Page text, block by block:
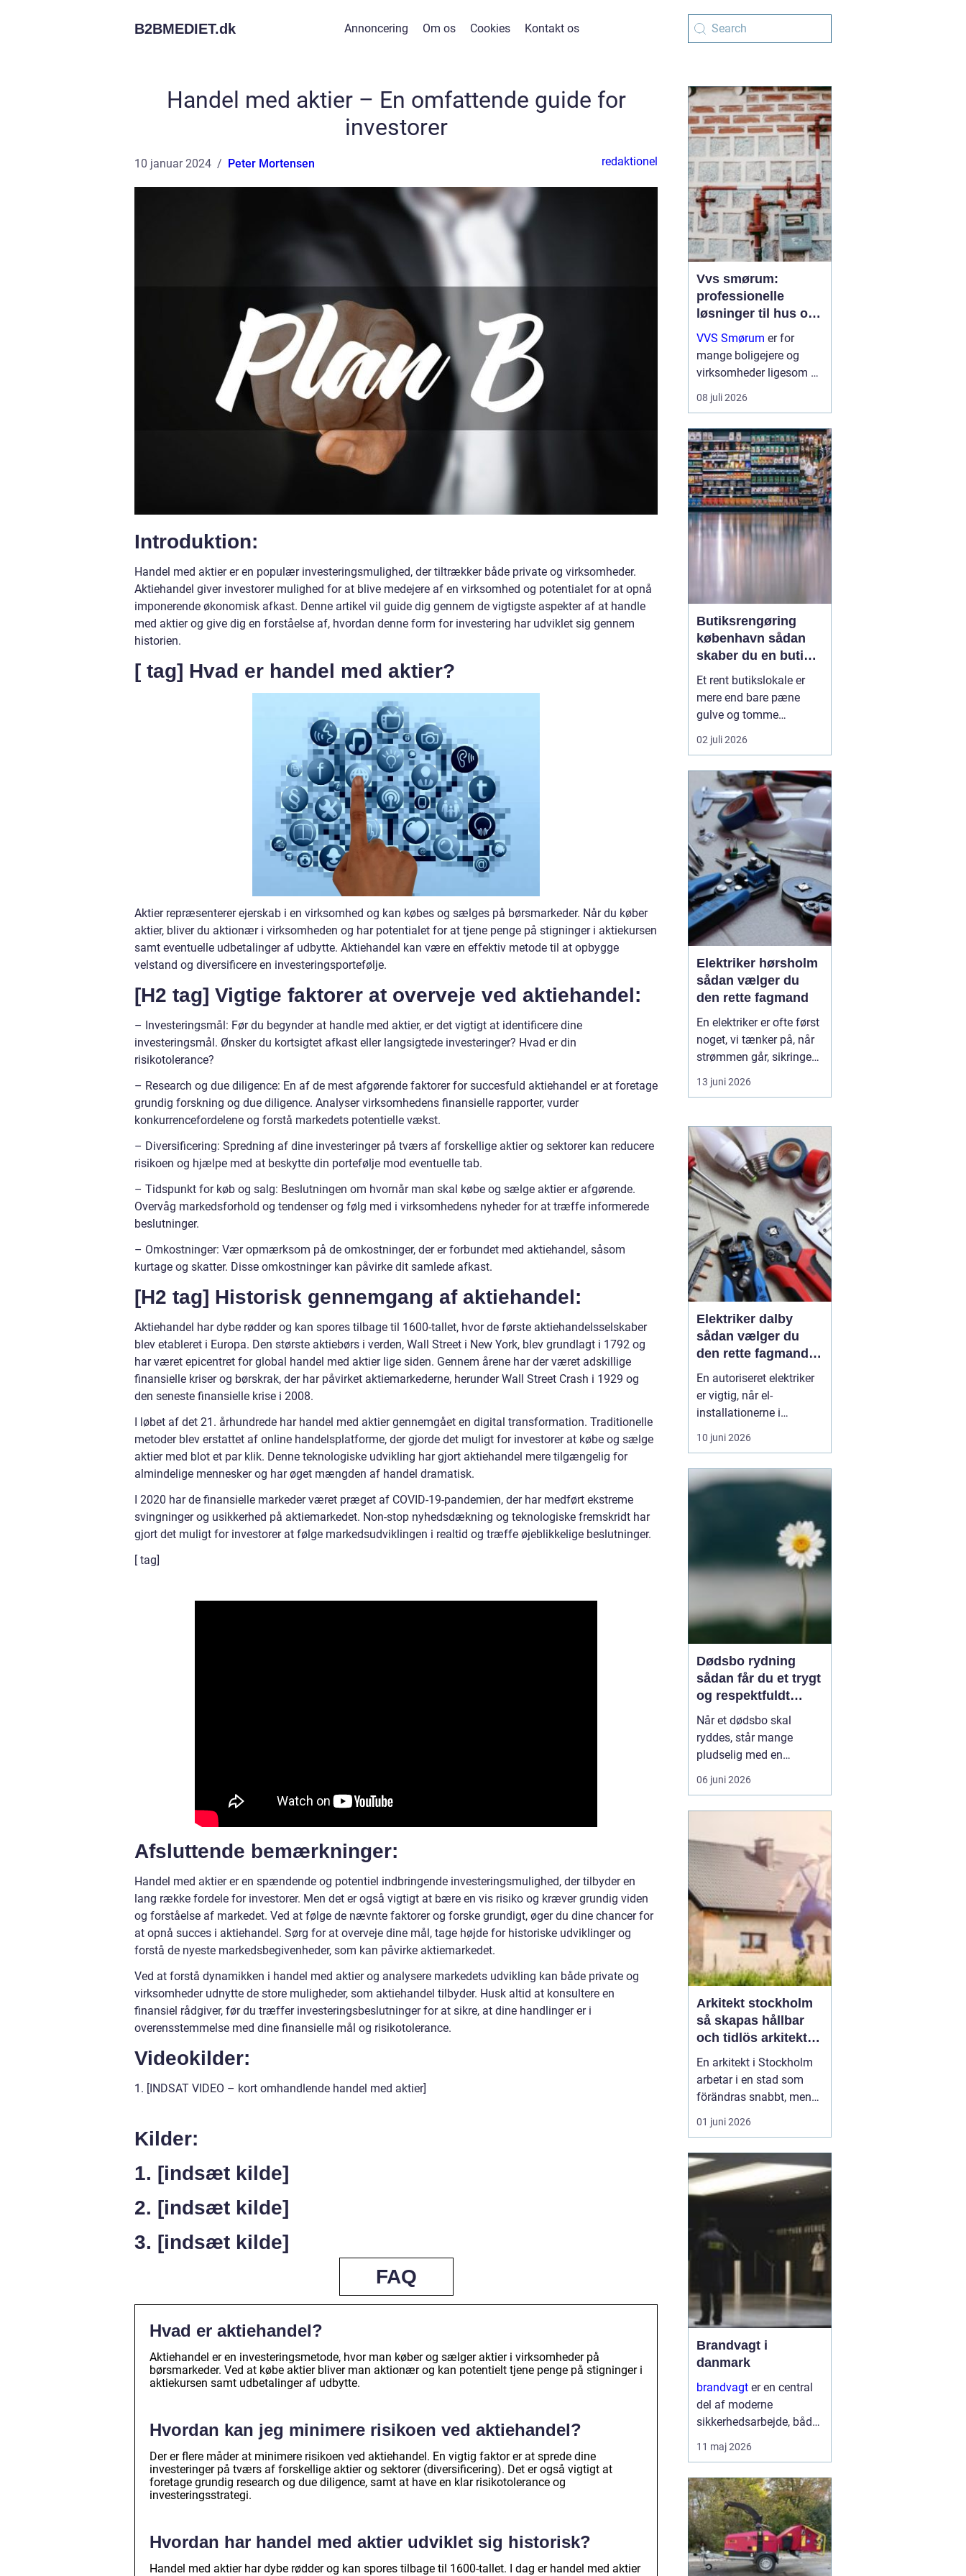
B2BMEDIET.dk Annoncering Om os Cookies Kontakt os
Handel med aktier – En omfattende guide for
investorer
10 januar 2024 Peter Mortensen redaktionel
Introduktion:
Handel med aktier er en populær investeringsmulighed, der tiltrækker både private og virksomheder.
Aktiehandel giver investorer mulighed for at blive medejere af en virksomhed og potentialet for at opnå
imponerende økonomisk afkast. Denne artikel vil guide dig gennem de vigtigste aspekter af at handle
med aktier og give dig en forståelse af, hvordan denne form for investering har udviklet sig gennem
historien.
[ tag] Hvad er handel med aktier?
Aktier repræsenterer ejerskab i en virksomhed og kan købes og sælges på børsmarkeder. Når du køber
aktier, bliver du aktionær i virksomheden og har potentialet for at tjene penge på stigninger i aktiekursen
samt eventuelle udbetalinger af udbytte. Aktiehandel kan være en effektiv metode til at opbygge
velstand og diversificere en investeringsportefølje.
[H2 tag] Vigtige faktorer at overveje ved aktiehandel:
– Investeringsmål: Før du begynder at handle med aktier, er det vigtigt at identificere dine
investeringsmål. Ønsker du kortsigtet afkast eller langsigtede investeringer? Hvad er din
risikotolerance?
– Research og due diligence: En af de mest afgørende faktorer for succesfuld aktiehandel er at foretage
grundig forskning og due diligence. Analyser virksomhedens finansielle rapporter, vurder
konkurrencefordelene og forstå markedets potentielle vækst.
– Diversificering: Spredning af dine investeringer på tværs af forskellige aktier og sektorer kan reducere
risikoen og hjælpe med at beskytte din portefølje mod eventuelle tab.
– Tidspunkt for køb og salg: Beslutningen om hvornår man skal købe og sælge aktier er afgørende.
Overvåg markedsforhold og tendenser og følg med i virksomhedens nyheder for at træffe informerede
beslutninger.
– Omkostninger: Vær opmærksom på de omkostninger, der er forbundet med aktiehandel, såsom
kurtage og skatter. Disse omkostninger kan påvirke dit samlede afkast.
[H2 tag] Historisk gennemgang af aktiehandel:
Aktiehandel har dybe rødder og kan spores tilbage til 1600-tallet, hvor de første aktiehandelsselskaber
blev etableret i Europa. Den største aktiebørs i verden, Wall Street i New York, blev grundlagt i 1792 og
har været epicentret for global handel med aktier lige siden. Gennem årene har der været adskillige
finansielle kriser og børskrak, der har påvirket aktiemarkederne, herunder Wall Street Crash i 1929 og
den seneste finansielle krise i 2008.
I løbet af det 21. århundrede har handel med aktier gennemgået en digital transformation. Traditionelle
metoder blev erstattet af online handelsplatforme, der gjorde det muligt for investorer at købe og sælge
aktier med blot et par klik. Denne teknologiske udvikling har gjort aktiehandel mere tilgængelig for
almindelige mennesker og har øget mængden af handel dramatisk.
I 2020 har de finansielle markeder været præget af COVID-19-pandemien, der har medført ekstreme
svingninger og usikkerhed på aktiemarkedet. Non-stop nyhedsdækning og teknologiske fremskridt har
gjort det muligt for investorer at følge markedsudviklingen i realtid og træffe øjeblikkelige beslutninger.
[ tag]
Afsluttende bemærkninger:
Handel med aktier er en spændende og potentiel indbringende investeringsmulighed, der tilbyder en
lang række fordele for investorer. Men det er også vigtigt at bære en vis risiko og kræver grundig viden
og forståelse af markedet. Ved at følge de nævnte faktorer og forske grundigt, øger du dine chancer for
at opnå succes i aktiehandel. Sørg for at overveje dine mål, tage højde for historiske udviklinger og
forstå de nyeste markedsbegivenheder, som kan påvirke aktiemarkedet.
Ved at forstå dynamikken i handel med aktier og analysere markedets udvikling kan både private og
virksomheder udnytte de store muligheder, som aktiehandel tilbyder. Husk altid at konsultere en
finansiel rådgiver, før du træffer investeringsbeslutninger for at sikre, at dine handlinger er i
overensstemmelse med dine finansielle mål og risikotolerance.
Videokilder:
1. [INDSAT VIDEO – kort omhandlende handel med aktier]
Kilder:
1. [indsæt kilde]
2. [indsæt kilde]
3. [indsæt kilde]
FAQ
Hvad er aktiehandel?
Aktiehandel er en investeringsmetode, hvor man køber og sælger aktier i virksomheder på
børsmarkeder. Ved at købe aktier bliver man aktionær og kan potentielt tjene penge på stigninger i
aktiekursen samt udbetalinger af udbytte.
Hvordan kan jeg minimere risikoen ved aktiehandel?
Der er flere måder at minimere risikoen ved aktiehandel. En vigtig faktor er at sprede dine
investeringer på tværs af forskellige aktier og sektorer (diversificering). Det er også vigtigt at
foretage grundig research og due diligence, samt at have en klar risikotolerance og
investeringsstrategi.
Hvordan har handel med aktier udviklet sig historisk?
Handel med aktier har dybe rødder og kan spores tilbage til 1600-tallet. I dag er handel med aktier
Vvs smørum:
professionelle
løsninger til hus og
erhverv
VVS Smørum er for
mange boligejere og
virksomheder ligesom en
tryg livline, når vand,
varme eller afløb driller.
kun om rør og ventiler,
men om sikkerhed,
komfort og en ...
08 juli 2026
Butiksrengøring
københavn sådan
skaber du en butik,
kunderne har lyst til
at komme tilbage til
Et rent butikslokale er
mere end bare pæne
gulve og tomme
skraldespande.
Rengøringen påvirker
førstehåndsindtryk, hvor
længe de bliver i
butikken, og om de
vælger at komme igen.
Særligt i en
konkurrencepræget by
som København kan
målrettet ...
02 juli 2026
Elektriker hørsholm
sådan vælger du
den rette fagmand
En elektriker er ofte først
noget, vi tænker på, når
strømmen går, sikringen
springer, eller vi står med
en akut fejl på en
som Hørsholm, hvor
mange boliger er ældre,
og flere bygger om eller
udvider, spiller en dygtig
elekt...
13 juni 2026
Elektriker dalby
sådan vælger du
den rette fagmand
til dine el-opgaver
En autoriseret elektriker
er vigtig, når el-
installationerne i
hjemmet eller
virksomheden skal være
Fejl på el-installationer
ulykker. Mange søger
10 juni 2026
Dødsbo rydning
sådan får du et trygt
og respektfuldt
forløb
Når et dødsbo skal
ryddes, står mange
pludselig med en
praktisk og
følelsesmæssig opgave
rummer minder, og
samtidig er der
tidsfrister, økonomi og
måske uenighed i
familien. Her kan en
professionel løsn...
06 juni 2026
Arkitekt stockholm
så skapas hållbar
och tidlös arkitektur
i huvudstaden
En arkitekt i Stockholm
arbetar i en stad som
förändras snabbt, men
också präglas av starka
historiska lager. Det gör
spännande. När en
privatperson,
fastighetsägare eller
arkitekt i Stockholm
handlar upp...
01 juni 2026
Brandvagt i
danmark
brandvagt er en central
del af moderne
sikkerhedsarbejde, både
på byggepladser, ved
events og i virksomheder
brandrisiko. En
professionel ordning
med brandvagt handler
ikke kun...
11 maj 2026